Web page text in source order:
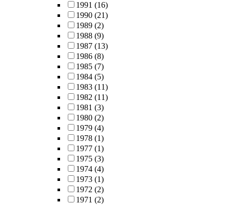
1991 (16)
1990 (21)
1989 (2)
1988 (9)
1987 (13)
1986 (8)
1985 (7)
1984 (5)
1983 (11)
1982 (11)
1981 (3)
1980 (2)
1979 (4)
1978 (1)
1977 (1)
1975 (3)
1974 (4)
1973 (1)
1972 (2)
1971 (2)